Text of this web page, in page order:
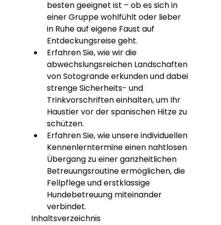
besten geeignet ist – ob es sich in
einer Gruppe wohlfühlt oder lieber
in Ruhe auf eigene Faust auf
Entdeckungsreise geht.
Erfahren Sie, wie wir die
abwechslungsreichen Landschaften
von Sotogrande erkunden und dabei
strenge Sicherheits- und
Trinkvorschriften einhalten, um Ihr
Haustier vor der spanischen Hitze zu
schützen.
Erfahren Sie, wie unsere individuellen
Kennenlerntermine einen nahtlosen
Übergang zu einer ganzheitlichen
Betreuungsroutine ermöglichen, die
Fellpflege und erstklassige
Hundebetreuung miteinander
verbindet.
Inhaltsverzeichnis